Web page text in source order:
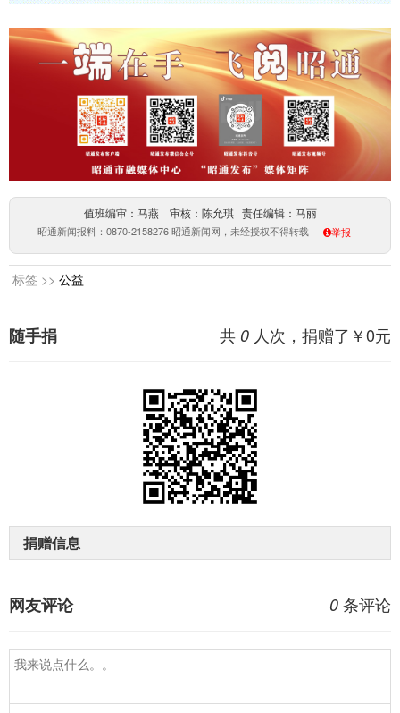
值班编审：马燕 审核：陈允琪 责任编辑：马丽
昭通新闻报料：0870-2158276 昭通新闻网，未经授权不得转载 举报
标签 >> 公益
共 0 人次，捐赠了￥0元
随手捐
捐赠信息
0 条评论
网友评论